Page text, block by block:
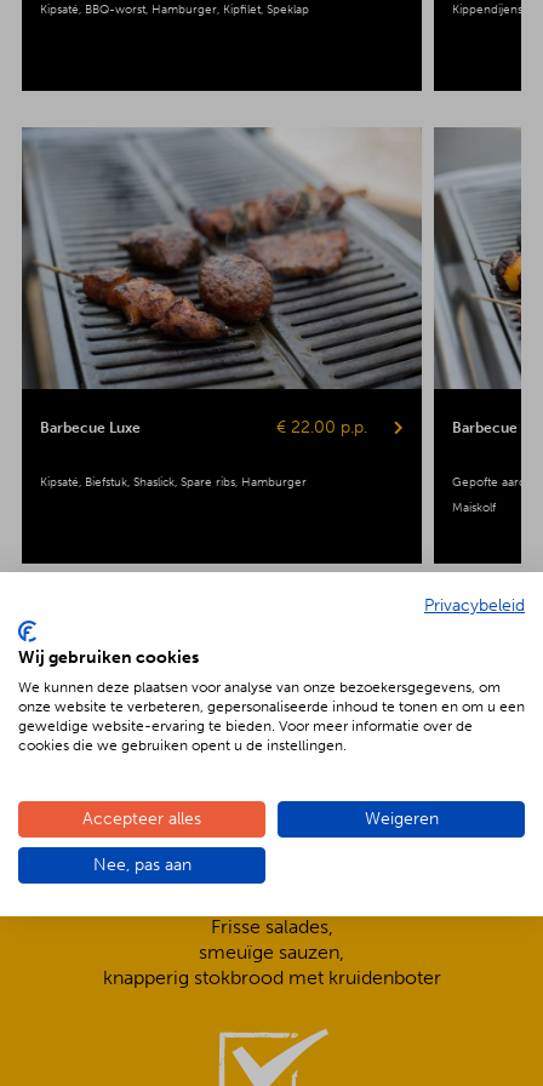
Kipsaté BBQ-worst Hamburger Kipfilet Speklap Kippendijenspies
Barbecue Luxe € 22.00 p.p.
Kipsaté Biefstuk Shaslick Spare ribs Hamburger
Barbecue
Gepofte
Maiskolf
De voordelen van BBQenzo.nl
Compleet is ook écht compleet!
Frisse salades,
smeuïge sauzen,
knapperig stokbrood met kruidenboter
Privacybeleid
Wij gebruiken cookies
We kunnen deze plaatsen voor analyse van onze bezoekersgegevens, om
onze website te verbeteren, gepersonaliseerde inhoud te tonen en om u een
geweldige website-ervaring te bieden. Voor meer informatie over de
cookies die we gebruiken opent u de instellingen.
Accepteer alles Weigeren
Nee, pas aan